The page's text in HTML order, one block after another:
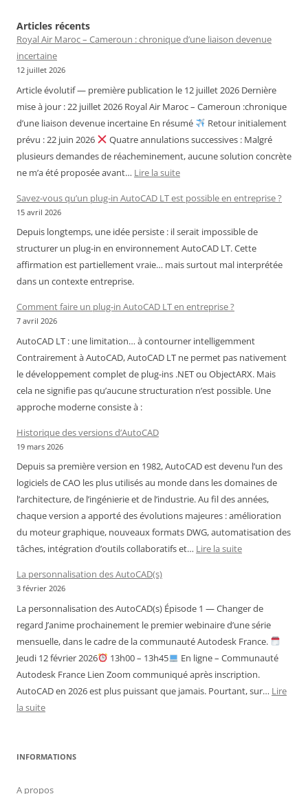
Articles récents
Royal Air Maroc – Cameroun : chronique d’une liaison devenue
incertaine
12 juillet 2026
Article évolutif — première publication le 12 juillet 2026 Dernière
mise à jour : 22 juillet 2026 Royal Air Maroc – Cameroun :chronique
d’une liaison devenue incertaine En résumé
Retour initialement
prévu : 22 juin 2026
Quatre annulations successives : Malgré
plusieurs demandes de réacheminement, aucune solution concrète
ne m’a été proposée avant… Lire la suite:
Air
–
Cameroun
:
d’une
devenue
incertaine
Savez-vous qu’un plug-in AutoCAD LT est possible en entreprise ?
15 avril 2026
Depuis longtemps, une idée persiste : il serait impossible de
structurer un plug-in en environnement AutoCAD LT. Cette
affirmation est partiellement vraie… mais surtout mal interprétée
dans un contexte entreprise.
Comment faire un plug-in AutoCAD LT en entreprise ?
7 avril 2026
AutoCAD LT : une limitation… à contourner intelligemment
Contrairement à AutoCAD, AutoCAD LT ne permet pas nativement
le développement complet de plug-ins .NET ou ObjectARX. Mais
cela ne signifie pas qu’aucune structuration n’est possible. Une
approche moderne consiste à :
Historique des versions d’AutoCAD
19 mars 2026
Depuis sa première version en 1982, AutoCAD est devenu l’un des
logiciels de CAO les plus utilisés au monde dans les domaines de
l’architecture, de l’ingénierie et de l’industrie. Au fil des années,
chaque version a apporté des évolutions majeures : amélioration
du moteur graphique, nouveaux formats DWG, automatisation des
tâches, intégration d’outils collaboratifs et… Lire la suite:
d’AutoCAD
La personnalisation des AutoCAD(s)
3 février 2026
La personnalisation des AutoCAD(s) Épisode 1 — Changer de
regard J’anime prochainement le premier webinaire d’une série
mensuelle, dans le cadre de la communauté Autodesk France.
Jeudi 12 février 2026
13h00 – 13h45
En ligne – Communauté
Autodesk France Lien Zoom communiqué après inscription.
AutoCAD en 2026 est plus puissant que jamais. Pourtant, sur… Lire
la suite:
des
INFORMATIONS
A propos